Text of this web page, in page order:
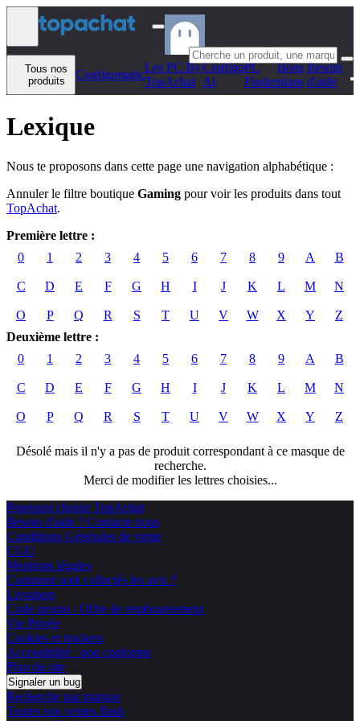
Aller au contenu
Tous nos
produits
Configomatic
Les PC By
TopAchat
Configo
Ai
PC
Finder
Bons
plans
Besoin
d'aide
Lexique
Nous te proposons dans cette page une navigation alphabétique :
Annuler le filtre boutique Gaming pour voir les produits dans tout
TopAchat.
Première lettre :
0
1 2 3 4 5 6 7 8 9 A B
C D E F G H I J K L M N
O P Q R S T U V W X Y
Z
Deuxième lettre :
0
1 2 3 4 5 6 7 8 9 A B
C D E F G H I J K L M N
O P Q R S T U V W X Y Z
Désolé mais il n'y a pas de produit correspondant à ce masque de
recherche.
Merci de modifier les lettres choisies...
Pourquoi choisir TopAchat
Besoin d'aide ? Contacte nous
Conditions Générales de vente
CGU
Mentions légales
Comment sont collectés les avis ?
Livraison
Code promo / Offre de remboursement
Vie Privée
Cookies et trackers
Accessibilité : non conforme
Plan du site
Signaler un bug
Recherche par marque
Toutes nos ventes flash